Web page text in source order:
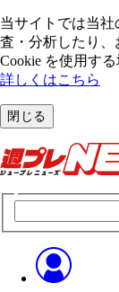
当サイトでは当
査・分析したり
Cookie を使⽤す
詳しくはこちら
閉じる